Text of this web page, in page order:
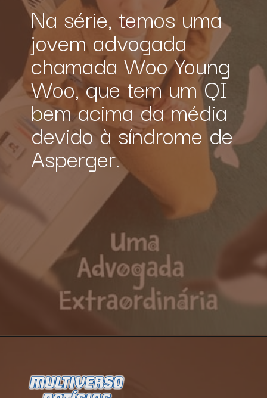
Na série, temos uma
jovem advogada
chamada Woo Young
Woo, que tem um QI
bem acima da média
devido à síndrome de
Asperger.